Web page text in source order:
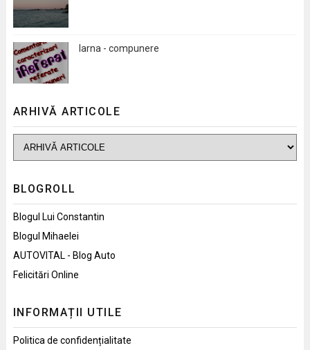
Iarna - compunere
ARHIVĂ ARTICOLE
BLOGROLL
Blogul Lui Constantin
Blogul Mihaelei
AUTOVITAL - Blog Auto
Felicitări Online
INFORMAȚII UTILE
Politica de confidențialitate